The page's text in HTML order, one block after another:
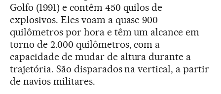
Golfo (1991) e contêm 450 quilos de
explosivos. Eles voam a quase 900
quilômetros por hora e têm um alcance em
torno de 2.000 quilômetros, com a
capacidade de mudar de altura durante a
trajetória. São disparados na vertical, a partir
de navios militares.